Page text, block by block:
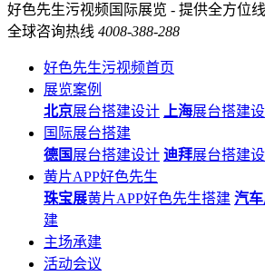
好色先生污视频国际展览 - 提供全方
全球咨询热线 4008-388-288
好色先生污视频首页
展览案例
北京展台搭建设计 上海展台搭建
国际展台搭建
德国 展台搭建设计 迪拜展台搭建
黄片APP好色先生
珠宝展黄片APP好色先生搭建 汽
建
主场承建
活动会议